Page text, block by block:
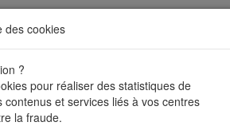
des cookies
?
pour réaliser des statistiques de
contenus et services liés à vos centres
la fraude.